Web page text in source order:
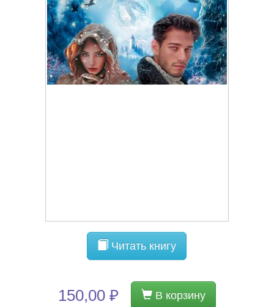
Читать книгу
150,00 ₽ В корзину